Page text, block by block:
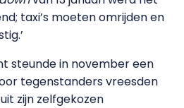
taxi’s moeten omrijden en
steunde in november een
tegenstanders vreesden
zijn zelfgekozen